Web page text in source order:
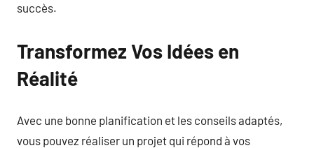
succès.
Transformez Vos Idées en
Réalité
Avec une bonne planification et les conseils adaptés,
vous pouvez réaliser un projet qui répond à vos